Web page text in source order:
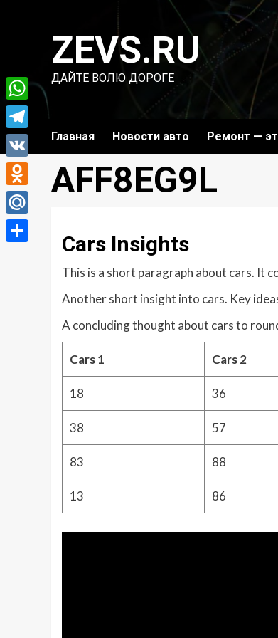
содержимомуZEVS.RU
ДАЙТЕ ВОЛЮ ДОРОГЕ
Главная Новости авто Ремонт —
AFF8EG9L
Cars Insights
This is a short paragraph about cars. It
Another short insight into cars. Key
A concluding thought about cars to
Cars 1 Cars 2
18 36
38 57
83 88
13 86
WhatsApp
Telegram
VK
Odnoklassniki
Mail.Ru
Отправить